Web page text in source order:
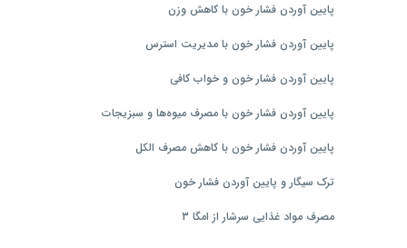
پایین آوردن فشار خون با کاهش وزن
پایین آوردن فشار خون با مدیریت استرس
پایین آوردن فشار خون و خواب کافی
پایین آوردن فشار خون با مصرف میوه‌ها و سبزیجات
پایین آوردن فشار خون با کاهش مصرف الکل
ترک سیگار و پایین آوردن فشار خون
مصرف مواد غذایی سرشار از امگا 3